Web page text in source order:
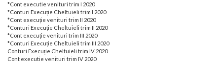
*Cont executie venituri trim I 2020
*Conturi Execuție Cheltuieli trim I 2020
*Cont execuție venituri trim II 2020
*Conturi Execuție Cheltuieli trim II 2020
*Cont execuție venituri trim III 2020
*Conturi Execuție Cheltuieli trim III 2020
Conturi Execuție Cheltuieli trim IV 2020
Cont executie venituri trim IV 2020